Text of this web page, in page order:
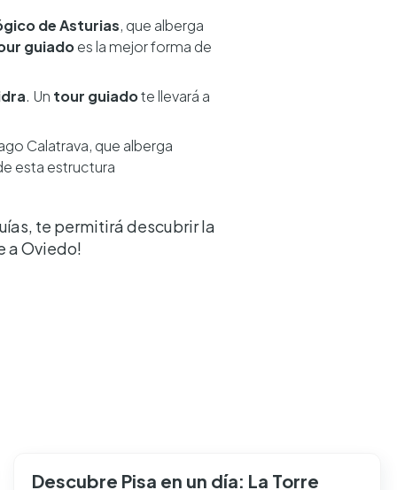
de Asturias, que alberga
guiadoes la mejor forma de
. Un tour guiadote llevará a
Calatrava, que alberga
esta estructura
te permitirá descubrir la
a Oviedo!
Descubre Pisa en un día: La Torre